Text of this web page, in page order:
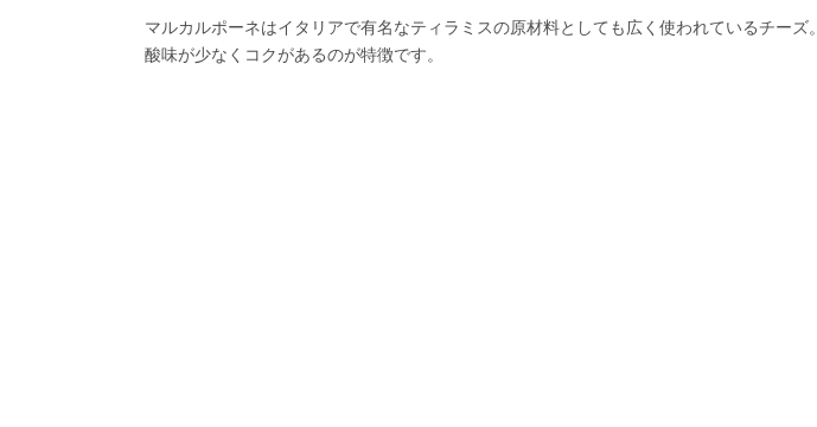
マルカルポーネはイタリアで有名なティラミスの原材料としても広く使われているチーズ。
酸味が少なくコクがあるのが特徴です。